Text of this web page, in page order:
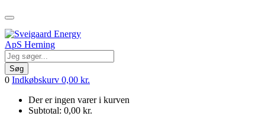
Søg
0 Indkøbskurv 0,00 kr.
Der er ingen varer i kurven
Subtotal: 0,00 kr.